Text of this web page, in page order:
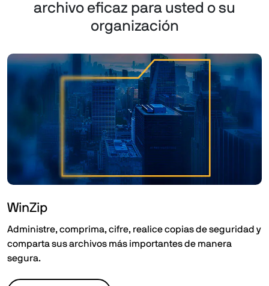
archivo eficaz para usted o su
organización
WinZip
Administre, comprima, cifre, realice copias de seguridad y
comparta sus archivos más importantes de manera
segura. ​